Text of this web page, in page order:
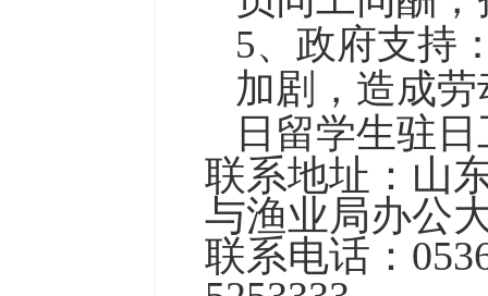
5、政府支持
加剧，造成
日留学生驻
联系地址：山
与渔业局办公
联系电话：